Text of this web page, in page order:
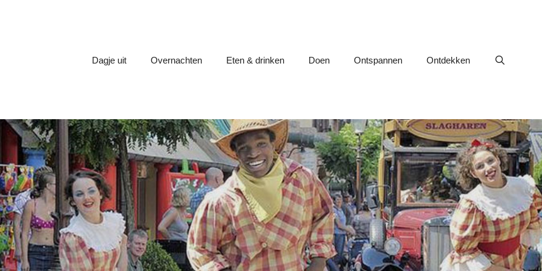
Dagje uit Overnachten Eten & drinken Doen Ontspannen Ontdekken